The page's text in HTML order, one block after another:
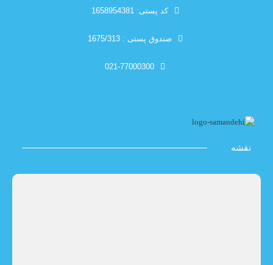
صندوق پستی : 1675/313
021-77000300